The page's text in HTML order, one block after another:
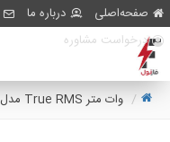
صفحه‌اصلی درباره ما
درخواست مشاوره
وات متر True RMS مدل LUTRON-DW-6063